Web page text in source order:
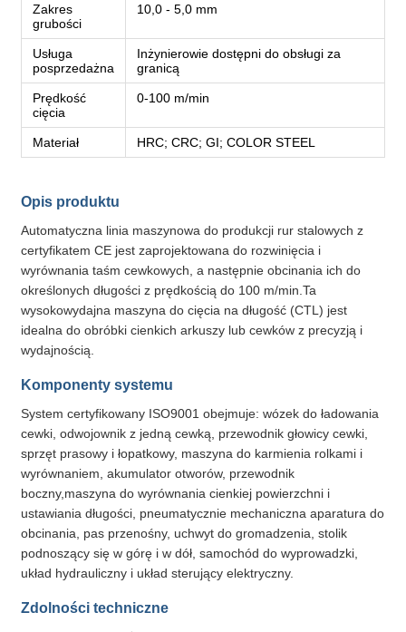
Zakres
grubości
10,0 - 5,0 mm
Usługa
posprzedażna
Inżynierowie dostępni do obsługi za
granicą
Prędkość
cięcia
0-100 m/min
Materiał HRC; CRC; GI; COLOR STEEL
Opis produktu
Automatyczna linia maszynowa do produkcji rur stalowych z
certyfikatem CE jest zaprojektowana do rozwinięcia i
wyrównania taśm cewkowych, a następnie obcinania ich do
określonych długości z prędkością do 100 m/min.Ta
wysokowydajna maszyna do cięcia na długość (CTL) jest
idealna do obróbki cienkich arkuszy lub cewków z precyzją i
wydajnością.
Komponenty systemu
System certyfikowany ISO9001 obejmuje: wózek do ładowania
cewki, odwojownik z jedną cewką, przewodnik głowicy cewki,
sprzęt prasowy i łopatkowy, maszyna do karmienia rolkami i
wyrównaniem, akumulator otworów, przewodnik
boczny,maszyna do wyrównania cienkiej powierzchni i
ustawiania długości, pneumatycznie mechaniczna aparatura do
obcinania, pas przenośny, uchwyt do gromadzenia, stolik
podnoszący się w górę i w dół, samochód do wyprowadzki,
układ hydrauliczny i układ sterujący elektryczny.
Zdolności techniczne